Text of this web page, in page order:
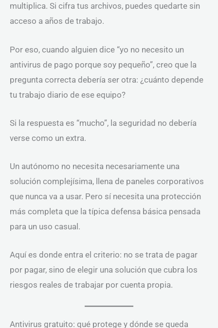
multiplica. Si cifra tus archivos, puedes quedarte sin
acceso a años de trabajo.
Por eso, cuando alguien dice “yo no necesito un
antivirus de pago porque soy pequeño”, creo que la
pregunta correcta debería ser otra: ¿cuánto depende
tu trabajo diario de ese equipo?
Si la respuesta es “mucho”, la seguridad no debería
verse como un extra.
Un autónomo no necesita necesariamente una
solución complejísima, llena de paneles corporativos
que nunca va a usar. Pero sí necesita una protección
más completa que la típica defensa básica pensada
para un uso casual.
Aquí es donde entra el criterio: no se trata de pagar
por pagar, sino de elegir una solución que cubra los
riesgos reales de trabajar por cuenta propia.
Antivirus gratuito: qué protege y dónde se queda